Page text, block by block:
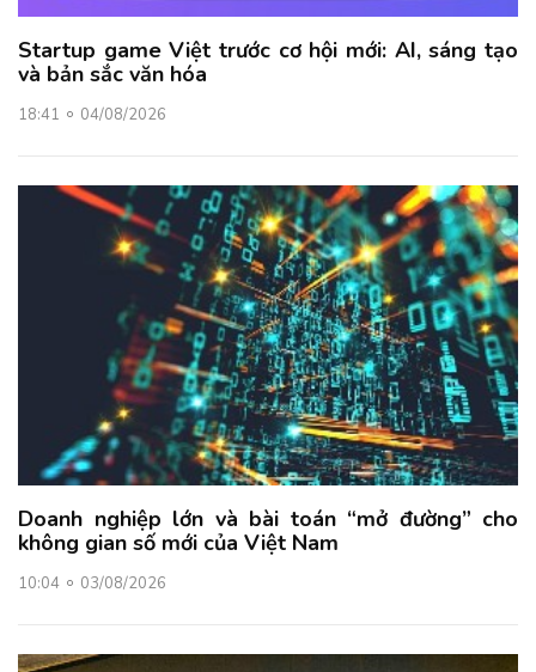
Startup game Việt trước cơ hội mới: AI, sáng tạo
và bản sắc văn hóa
18:41 04/08/2026
Doanh nghiệp lớn và bài toán “mở đường” cho
không gian số mới của Việt Nam
10:04 03/08/2026